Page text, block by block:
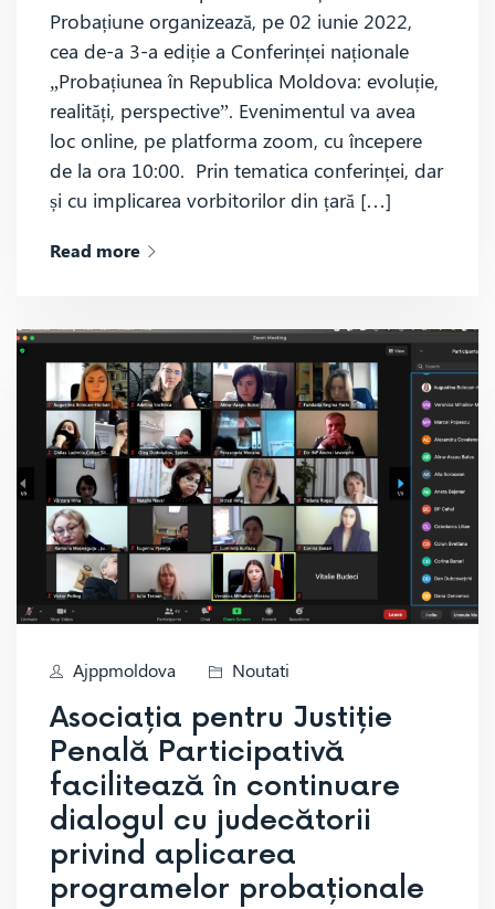
Probațiune organizează, pe 02 iunie 2022,
cea de-a 3-a ediție a Conferinței naționale
„Probațiunea în Republica Moldova: evoluție,
realități, perspective”. Evenimentul va avea
loc online, pe platforma zoom, cu începere
de la ora 10:00. Prin tematica conferinței, dar
și cu implicarea vorbitorilor din țară […]
Read more
Ajppmoldova Noutati
Asociația pentru Justiție
Penală Participativă
facilitează în continuare
dialogul cu judecătorii
privind aplicarea
programelor probaționale